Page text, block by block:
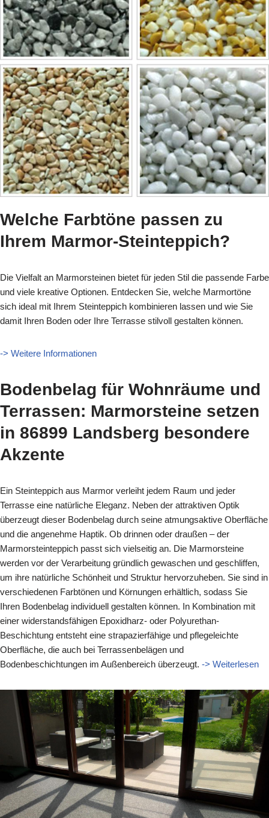
Welche Farbtöne passen zu
Ihrem Marmor-Steinteppich?
Die Vielfalt an Marmorsteinen bietet für jeden Stil die passende Farbe
und viele kreative Optionen. Entdecken Sie, welche Marmortöne
sich ideal mit Ihrem Steinteppich kombinieren lassen und wie Sie
damit Ihren Boden oder Ihre Terrasse stilvoll gestalten können.
-> Weitere Informationen
Bodenbelag für Wohnräume und
Terrassen: Marmorsteine setzen
in 86899 Landsberg besondere
Akzente
Ein Steinteppich aus Marmor verleiht jedem Raum und jeder
Terrasse eine natürliche Eleganz. Neben der attraktiven Optik
überzeugt dieser Bodenbelag durch seine atmungsaktive Oberfläche
und die angenehme Haptik. Ob drinnen oder draußen – der
Marmorsteinteppich passt sich vielseitig an. Die Marmorsteine
werden vor der Verarbeitung gründlich gewaschen und geschliffen,
um ihre natürliche Schönheit und Struktur hervorzuheben. Sie sind in
verschiedenen Farbtönen und Körnungen erhältlich, sodass Sie
Ihren Bodenbelag individuell gestalten können. In Kombination mit
einer widerstandsfähigen Epoxidharz- oder Polyurethan-
Beschichtung entsteht eine strapazierfähige und pflegeleichte
Oberfläche, die auch bei Terrassenbelägen und
Bodenbeschichtungen im Außenbereich überzeugt. -> Weiterlesen